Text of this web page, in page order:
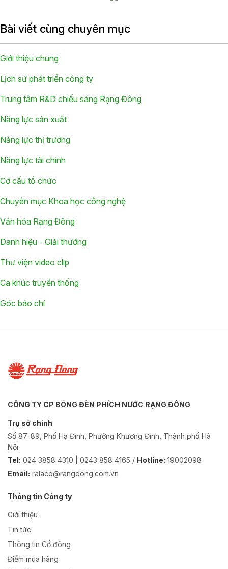
Bài viết cùng chuyên mục
Giới thiệu chung
Lịch sử phát triển công ty
Trung tâm R&D chiếu sáng Rạng Đông
Năng lực sản xuất
Năng lực thị trường
Năng lực tài chính
Cơ cấu tổ chức
Chuyên mục Khoa học công nghệ
Văn hóa Rạng Đông
Danh hiệu - Giải thưởng
Thư viện video clip
Ca khúc truyền thống
Góc báo chí
CÔNG TY CP BÓNG ĐÈN PHÍCH NƯỚC RẠNG ĐÔNG
Trụ sở chính
Số 87-89, Phố Hạ Đình, Phường Khương Đình, Thành phố Hà
Nội
Tel: 024 3858 4310 | 0243 858 4165 / Hotline: 19002098
Email: ralaco@rangdong.com.vn
Thông tin Công ty
Giới thiệu
Tin tức
Thông tin Cổ đông
Điểm mua hàng